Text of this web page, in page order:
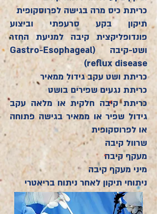
כריתת כיס מרה בגישה לפרוסקופית
תיקון בקע סרעפתי וביצוע
פונדופליקצית קיבה למניעת החזר
ושט-קיבה (Gastro-Esophageal
reflux disease)
כריתת ושט עקב גידול ממאיר
כריתת נגעים שפירים בושט
כריתת קיבה חלקית או מלאה עקב
גידול שפיר או ממאיר בגישה פתוחה
או לפרוסקופית
שרוול קיבה
מעקף קיבה
מיני מעקף קיבה
ניתוחי תיקון לאחר ניתוח בריאטרי